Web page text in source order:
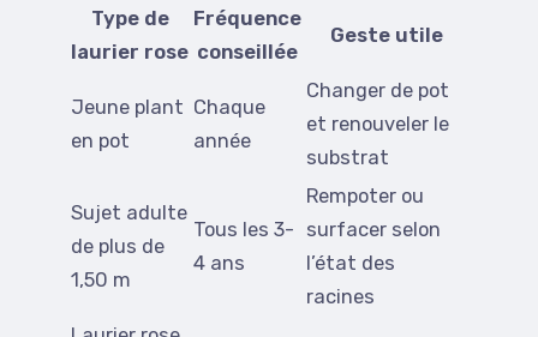
Type de
laurier rose
Fréquence
conseillée
Geste utile
Jeune plant
en pot
Chaque
année
Changer de pot
et renouveler le
substrat
Sujet adulte
de plus de
1,50 m
Tous les 3-
4 ans
Rempoter ou
surfacer selon
l’état des
racines